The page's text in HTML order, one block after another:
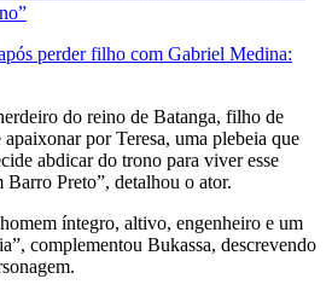
perder filho com Gabriel Medina:
do reino de Batanga, filho de
por Teresa, uma plebeia que
abdicar do trono para viver esse
Barro Preto”, detalhou o ator.
íntegro, altivo, engenheiro e um
complementou Bukassa, descrevendo